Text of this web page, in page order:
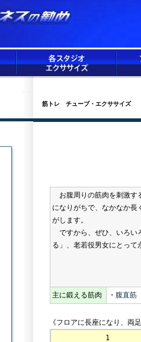
筋トレ チューブ・エクササイズ
お腹周りの筋肉を刺激す
になりがちで、なかなか長
がします。
ですから、ぜひ、いろい
る」、老若役男女にとって
主に鍛える筋肉 ・ 腹直筋
《フロアに長座になり、両
1